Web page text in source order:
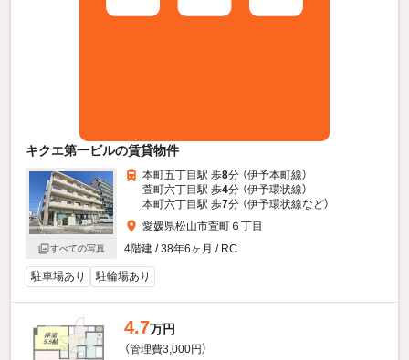
キクエ第一ビルの賃貸物件
すべての写真
本町五丁目駅 歩8分 （伊予本町線）
萱町六丁目駅 歩4分 （伊予環状線）
本町六丁目駅 歩7分 （伊予環状線など）
愛媛県松山市萱町６丁目
4階建 / 38年6ヶ月 / RC
駐車場あり 駐輪場あり
4.7万円
（管理費3,000円）